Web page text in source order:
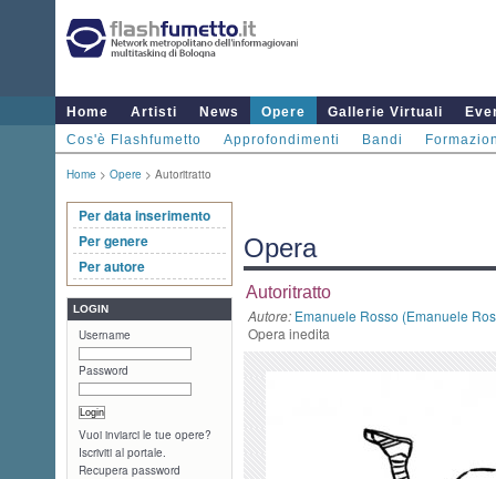
Home Artisti News Opere Gallerie Virtuali
Cos'è Flashfumetto
Approfondimenti Bandi
Home > Opere > Autoritratto
Per data inserimento
Per genere
Per autore
LOGIN
Username
Password
Vuoi inviarci le tue opere?
Iscriviti al portale.
Recupera password
Opera
Autoritratto
Autore: Emanuele Rosso (Emanuele
Opera inedita